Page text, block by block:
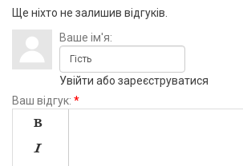
Ще ніхто не залишив відгуків.
Ваше ім'я:
Увійти або зареєструватися
Ваш відгук: *

